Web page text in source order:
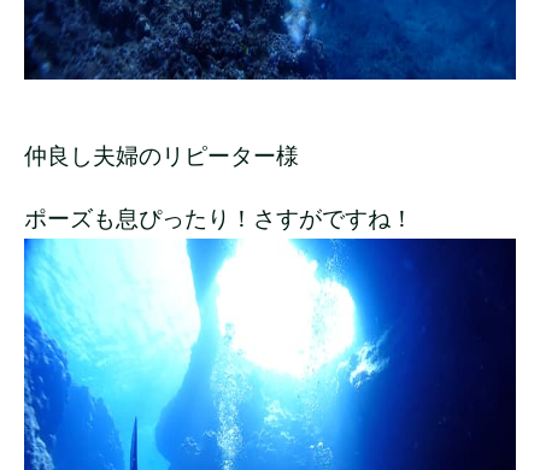
仲良し夫婦のリピーター様
ポーズも息ぴったり！さすがですね！